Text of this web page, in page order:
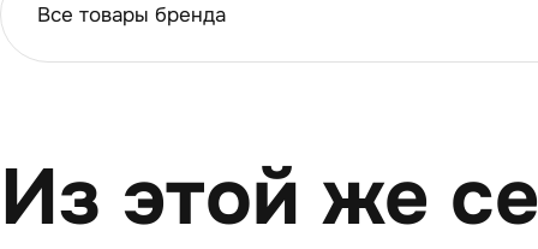
Все товары бренда
Из этой же